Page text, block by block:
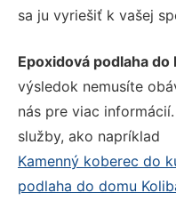
sa ju vyriešiť k vašej
Epoxidová podlaha do
výsledok nemusíte
nás pre viac
služby, ako napríklad
Kamenný koberec do
podlaha do domu